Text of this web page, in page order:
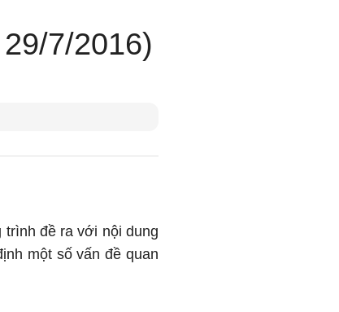
7/2016)
trình đề ra với nội dung
một số vấn đề quan